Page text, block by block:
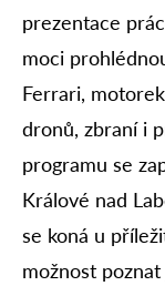
prezentace
moci
Ferrari,
dronů, zbraní i
programu se
Králové nad
se koná u
možnost